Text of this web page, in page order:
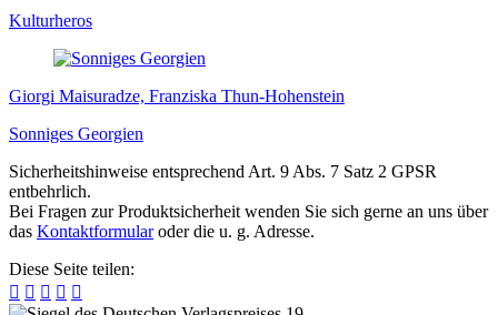
Kulturheros
Giorgi Maisuradze, Franziska Thun-Hohenstein
Sonniges Georgien
Sicherheitshinweise entsprechend Art. 9 Abs. 7 Satz 2 GPSR
entbehrlich.
Bei Fragen zur Produktsicherheit wenden Sie sich gerne an uns über
das Kontaktformularoder die u. g. Adresse.
Diese Seite teilen:
    